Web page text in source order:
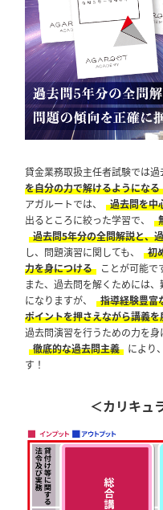
貸金業務取扱主任者試験では過
を自分の力で解けるようになる
アガルートでは、
過去問を中
出るところに絞った学習で、
過去問5年分の全問解説と、
し、問題演習に関しても、
初
力を身につける
ことが可能で
また、過去問を解くためには
になりますが、
指導経験豊富
ポイントを押さえながら講義を
過去問演習を行うための力を身
徹底的な過去問主義
により
す！
＜カリキュ